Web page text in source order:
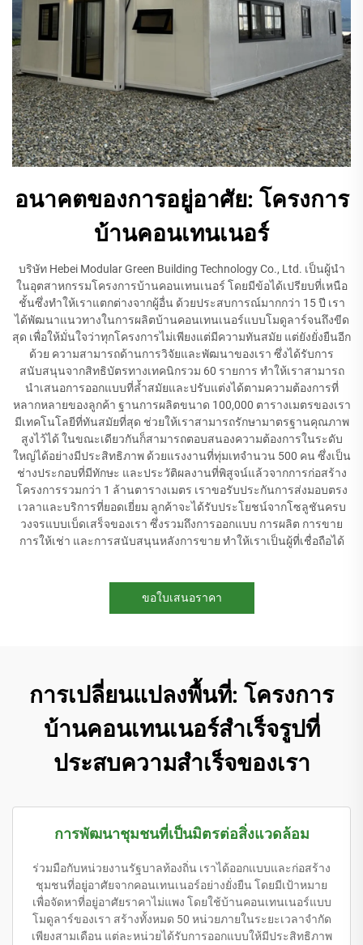
อนาคตของการอยู่อาศัย: โครงการ
บ้านคอนเทนเนอร์
บริษัท Hebei Modular Green Building Technology Co., Ltd. เป็นผู้นำ
ในอุตสาหกรรมโครงการบ้านคอนเทนเนอร์ โดยมีข้อได้เปรียบที่เหนือ
ชั้นซึ่งทำให้เราแตกต่างจากผู้อื่น ด้วยประสบการณ์มากกว่า 15 ปี เรา
ได้พัฒนาแนวทางในการผลิตบ้านคอนเทนเนอร์แบบโมดูลาร์จนถึงขีด
สุด เพื่อให้มั่นใจว่าทุกโครงการไม่เพียงแต่มีความทันสมัย แต่ยังยั่งยืนอีก
ด้วย ความสามารถด้านการวิจัยและพัฒนาของเรา ซึ่งได้รับการ
สนับสนุนจากสิทธิบัตรทางเทคนิกรวม 60 รายการ ทำให้เราสามารถ
นำเสนอการออกแบบที่ล้ำสมัยและปรับแต่งได้ตามความต้องการที่
หลากหลายของลูกค้า ฐานการผลิตขนาด 100,000 ตารางเมตรของเรา
มีเทคโนโลยีที่ทันสมัยที่สุด ช่วยให้เราสามารถรักษามาตรฐานคุณภาพ
สูงไว้ได้ ในขณะเดียวกันก็สามารถตอบสนองความต้องการในระดับ
ใหญ่ได้อย่างมีประสิทธิภาพ ด้วยแรงงานที่ทุ่มเทจำนวน 500 คน ซึ่งเป็น
ช่างประกอบที่มีทักษะ และประวัติผลงานที่พิสูจน์แล้วจากการก่อสร้าง
โครงการรวมกว่า 1 ล้านตารางเมตร เราขอรับประกันการส่งมอบตรง
เวลาและบริการที่ยอดเยี่ยม ลูกค้าจะได้รับประโยชน์จากโซลูชันครบ
วงจรแบบเบ็ดเสร็จของเรา ซึ่งรวมถึงการออกแบบ การผลิต การขาย
การให้เช่า และการสนับสนุนหลังการขาย ทำให้เราเป็นผู้ที่เชื่อถือได้
ขอใบเสนอราคา
การเปลี่ยนแปลงพื้นที่: โครงการ
บ้านคอนเทนเนอร์สำเร็จรูปที่
ประสบความสำเร็จของเรา
การพัฒนาชุมชนที่เป็นมิตรต่อสิ่งแวดล้อม
ร่วมมือกับหน่วยงานรัฐบาลท้องถิ่น เราได้ออกแบบและก่อสร้าง
ชุมชนที่อยู่อาศัยจากคอนเทนเนอร์อย่างยั่งยืน โดยมีเป้าหมาย
เพื่อจัดหาที่อยู่อาศัยราคาไม่แพง โดยใช้บ้านคอนเทนเนอร์แบบ
โมดูลาร์ของเรา สร้างทั้งหมด 50 หน่วยภายในระยะเวลาจำกัด
เพียงสามเดือน แต่ละหน่วยได้รับการออกแบบให้มีประสิทธิภาพ